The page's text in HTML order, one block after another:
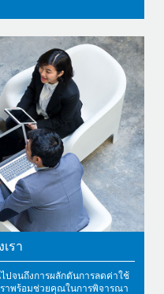
รา
จนถึงการผลักดันการลดค่าใช้
ราพร้อมช่วยคุณในการพิจารณา